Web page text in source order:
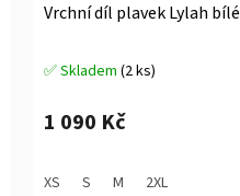
Vrchní díl plavek Lylah bílé
Průměrné
produktu
je
z
✅ Skladem (2 ks)
1 090 Kč
XS S M 2XL